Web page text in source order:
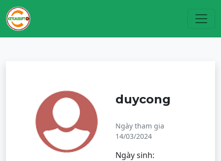
duycong
Ngày tham gia
14/03/2024
Ngày sinh: